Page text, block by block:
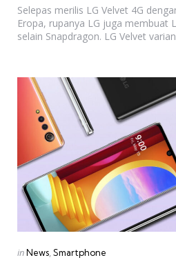
Selepas merilis LG Velvet 4G
Eropa, rupanya LG juga membuat
selain Snapdragon. LG Velvet
Categories
Posted
inNews Smartphone